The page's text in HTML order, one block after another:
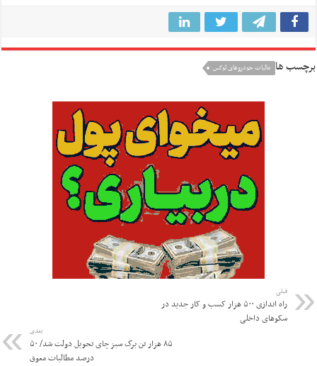
برچسب ها مالیات خودروهای لوکس
قبلی
راه اندازی ۵۰۰ هزار کسب و کار جدید در
سکوهای داخلی
بعدی
۸۵ هزار تن برگ سبز چای تحویل دولت شد/ ۵۰
درصد مطالبات معوق